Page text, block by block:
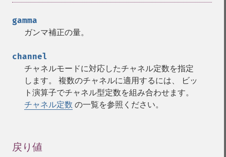
gamma
ガンマ補正の量。
channel
チャネルモードに対応したチャネル定数を指定
します。 複数のチャネルに適用するには、 ビッ
ト演算子でチャネル型定数を組み合わせます。
チャネル定数 の一覧を参照ください。
戻り値